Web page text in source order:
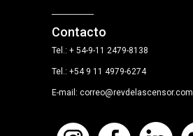
Contacto
Tel.: + 54-9-11 2479-8138
Tel.: +54 9 11 4979-6274
E-mail: correo@revdelascensor.com